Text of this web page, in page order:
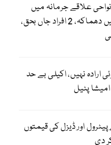
علاقے جرمانہ میں
منی بس میں دھماکہ، 2 افراد جاں بحق،
ارادہ نہیں، اکیلی بے حد
پٹیل
اور ڈیزل کی قیمتوں
دی